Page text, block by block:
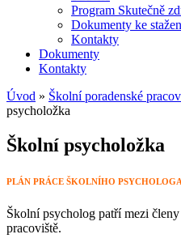
Program Skutečně
Dokumenty ke
Kontakty
Dokumenty
Kontakty
Úvod » Školní poradenské
psycholožka
Školní psycholožka
PLÁN PRÁCE ŠKOLNÍHO
Školní psycholog patří mezi
pracoviště.